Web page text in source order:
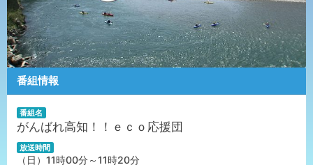
番組情報
番組名
がんばれ高知！！ｅｃｏ応援団
放送時間
（日）11時00分～11時20分